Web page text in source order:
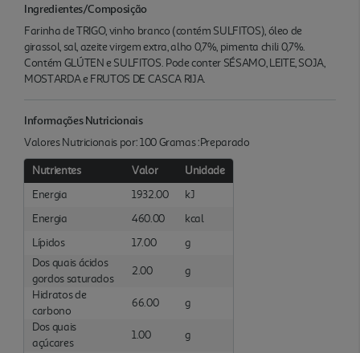
Ingredientes/Composição
Farinha de TRIGO, vinho branco (contém SULFITOS), óleo de
girassol, sal, azeite virgem extra, alho 0,7%, pimenta chili 0,7%.
Contém GLÚTEN e SULFITOS. Pode conter SÉSAMO, LEITE, SOJA,
MOSTARDA e FRUTOS DE CASCA RIJA.
Informações Nutricionais
Valores Nutricionais por: 100 Gramas :Preparado
Nutrientes Valor
Unidade
Energia
1932.00
kJ
Energia
460.00
kcal
Lípidos
17.00
g
Dos quais ácidos
gordos saturados
2.00
g
Hidratos de
carbono
66.00
g
Dos quais
açúcares
1.00 g